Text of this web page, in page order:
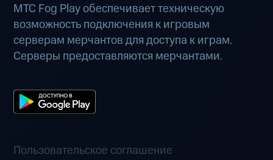
МТС Fog Play обеспечивает техническую
возможность подключения к игровым
серверам мерчантов для доступа к играм.
Серверы предоставляются мерчантами.
Пользовательское соглашение